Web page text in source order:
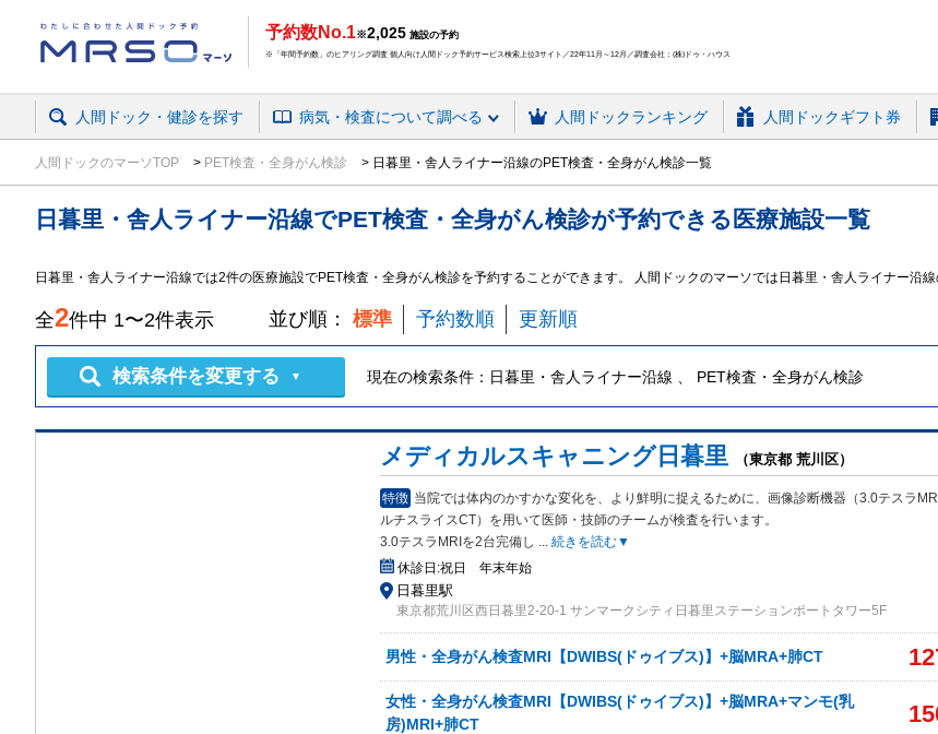
予約数No.1※2,025 施設の予約
※「年間予約数」のヒアリング調査 個人向け人間ドック予約サービス検索上位3サイト／22年11月～12月／調査会社：(株)ドゥ・ハウス
人間ドック・健診を探す 病気・検査について調べる 人間ドックランキング 人間ドックギフト券
人間ドックのマーソTOP PET検査・全身がん検診 日暮里・舎人ライナー沿線のPET検査・全身がん検診一覧
日暮里・舎人ライナー沿線でPET検査・全身がん検診が予約できる 医療施設一覧
日暮里・舎人ライナー沿線では2件の医療施設でPET検査・全身がん検診を予約することができます。 人間ドックのマーソでは日暮里・舎人ライナー沿
全2件中 1〜2件表示 並び順： 標準 予約数順 更新順
検索条件を変更する ▼ 現在の検索条件： 日暮里・舎人ライナー沿線 、 PET検査・全身がん検診
メディカルスキャニング日暮里 （東京都 荒川区）
特徴 当院では体内のかすかな変化を、より鮮明に捉えるために、画像診断機器（3.0テスラ
ルチスライスCT）を用いて医師・技師のチームが検査を行います。
3.0テスラMRIを2台完備し ... 続きを読む▼
休診日:祝日 年末年始
日暮里駅
東京都荒川区西日暮里2-20-1 サンマークシティ日暮里ステーションポートタワー5F
男性・全身がん検査MRI【DWIBS(ドゥイブス)】+脳MRA+肺CT
女性・全身がん検査MRI【DWIBS(ドゥイブス)】+脳MRA+マンモ(乳
房)MRI+肺CT